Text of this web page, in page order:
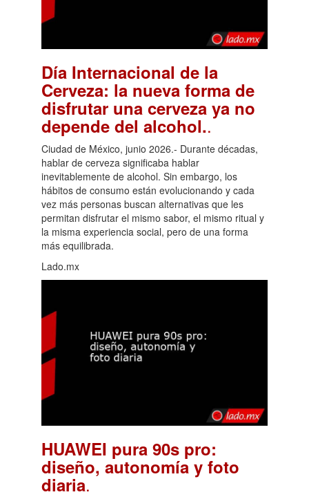
Día Internacional de la
Cerveza: la nueva forma de
disfrutar una cerveza ya no
depende del alcohol..
Ciudad de México, junio 2026.- Durante décadas,
hablar de cerveza significaba hablar
inevitablemente de alcohol. Sin embargo, los
hábitos de consumo están evolucionando y cada
vez más personas buscan alternativas que les
permitan disfrutar el mismo sabor, el mismo ritual y
la misma experiencia social, pero de una forma
más equilibrada.
Lado.mx
HUAWEI pura 90s pro:
diseño, autonomía y foto
diaria.